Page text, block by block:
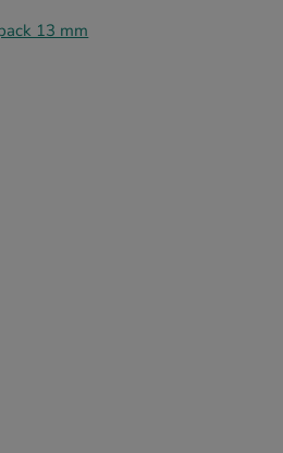
13 mm